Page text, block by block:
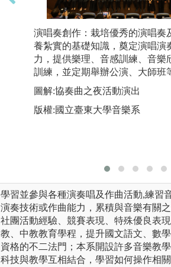
大班課教學演唱奏創作：栽培優秀的演唱奏
養紮實的基礎知識，奠定演唱演
力，提供樂理、音感訓練、音樂
訓練，並定期舉辦公演、大師班
圖解:協奏曲之夜活動演出
版權:國立臺東大學音樂系
學習並參與各種演奏唱及作曲活動,練習
演奏技術或作曲能力，累積與音樂有關
社團活動經驗、競賽表現、特殊優良表
教、中教教育學程，提升國文語文、數
資格的不二法門；本系開設許多音樂教
科技與教學互相結合，學習如何操作相